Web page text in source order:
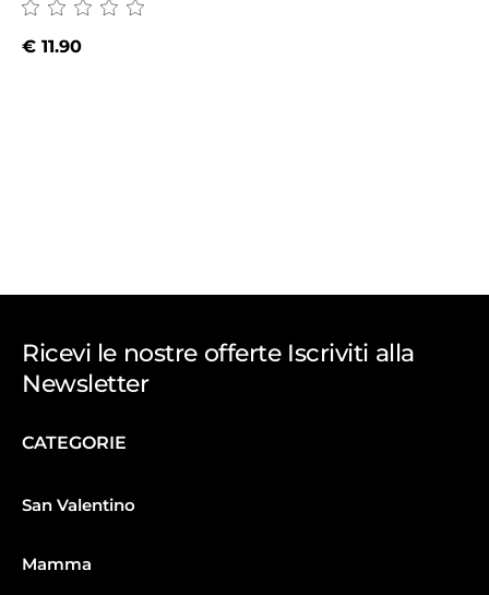
€11.90
Ricevi le nostre offerte Iscriviti alla
Newsletter
CATEGORIE
San Valentino
Mamma